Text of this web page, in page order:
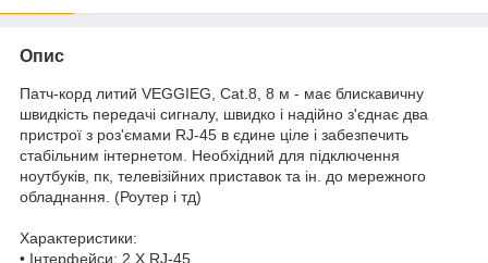
Опис
Патч-корд литий VEGGIEG, Cat.8, 8 м - має блискавичну
швидкість передачі сигналу, швидко і надійно з'єднає два
пристрої з роз'ємами RJ-45 в єдине ціле і забезпечить
стабільним інтернетом. Необхідний для підключення
ноутбуків, пк, телевізійних приставок та ін. до мережного
обладнання. (Роутер і тд)
Характеристики:
• Інтерфейси: 2 Х RJ-45